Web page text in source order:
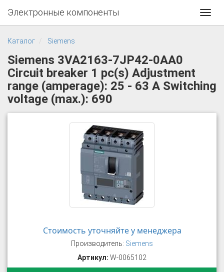
Электронные компоненты
Каталог Siemens
Siemens 3VA2163-7JP42-0AA0
Circuit breaker 1 pc(s) Adjustment
range (amperage): 25 - 63 A Switching
voltage (max.): 690
Стоимость уточняйте у менеджера
Производитель: Siemens
Артикул: W-0065102